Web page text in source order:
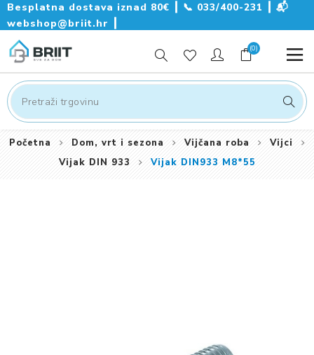
Besplatna dostava iznad 80€ ┃ 📞 033/400-231
📬
webshop@briit.hr
(0)
Početna Dom, vrt i sezona Vijčana roba
Vijci
Vijak DIN 933
Vijak DIN933 M8*55